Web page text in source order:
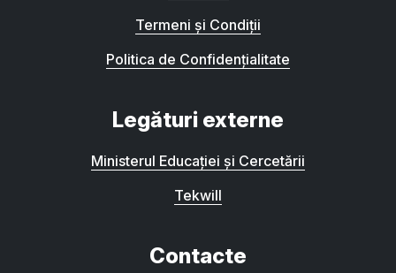
Termeni și Condiții
Politica de Confidențialitate
Legături externe
Ministerul Educației și Cercetării
Tekwill
Contacte